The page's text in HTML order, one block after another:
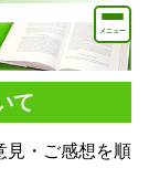
メニュー
て
見・ご感想を順